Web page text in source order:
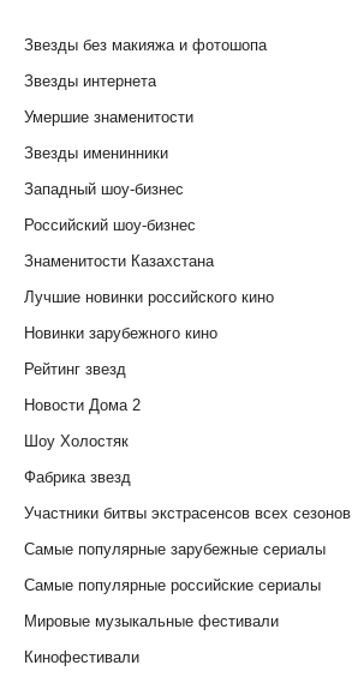
Звезды без макияжа и фотошопа
Звезды интернета
Умершие знаменитости
Звезды именинники
Западный шоу-бизнес
Российский шоу-бизнес
Знаменитости Казахстана
Лучшие новинки российского кино
Новинки зарубежного кино
Рейтинг звезд
Новости Дома 2
Шоу Холостяк
Фабрика звезд
Участники битвы экстрасенсов всех сезонов
Самые популярные зарубежные сериалы
Самые популярные российские сериалы
Мировые музыкальные фестивали
Кинофестивали